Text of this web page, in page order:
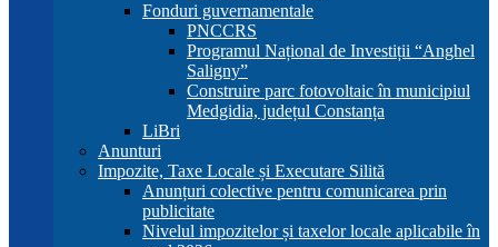
Fonduri guvernamentale
PNCCRS
Programul Național de Investiții “Anghel
Saligny”
Construire parc fotovoltaic în municipiul
Medgidia, județul Constanța
LiBri
Anunturi
Impozite, Taxe Locale și Executare Silită
Anunțuri colective pentru comunicarea prin
publicitate
Nivelul impozitelor și taxelor locale aplicabile în